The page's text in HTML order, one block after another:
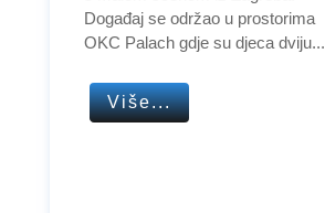
Događaj se održao u prostorima
OKC Palach gdje su djeca dviju...
Više...